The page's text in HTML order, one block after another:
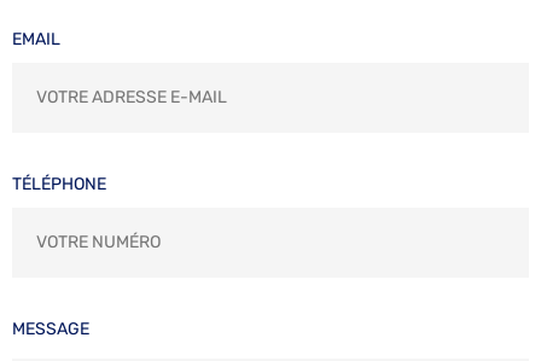
EMAIL
TÉLÉPHONE
MESSAGE